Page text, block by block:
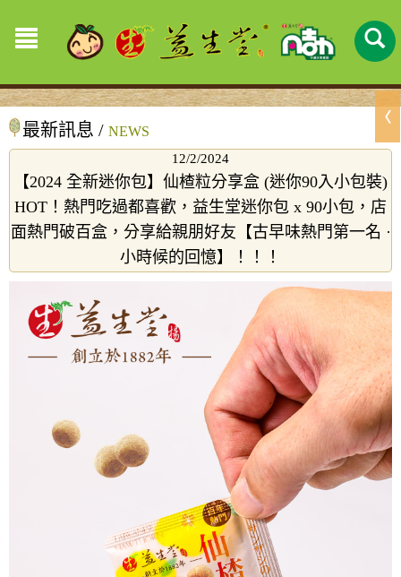
最新訊息 / NEWS
12/2/2024
【2024 全新迷你包】仙楂粒分享盒 (迷你90入小包裝)
HOT！熱門吃過都喜歡，益生堂迷你包 x 90小包，店
面熱門破百盒，分享給親朋好友【古早味熱門第一名 ·
小時候的回憶】！！！